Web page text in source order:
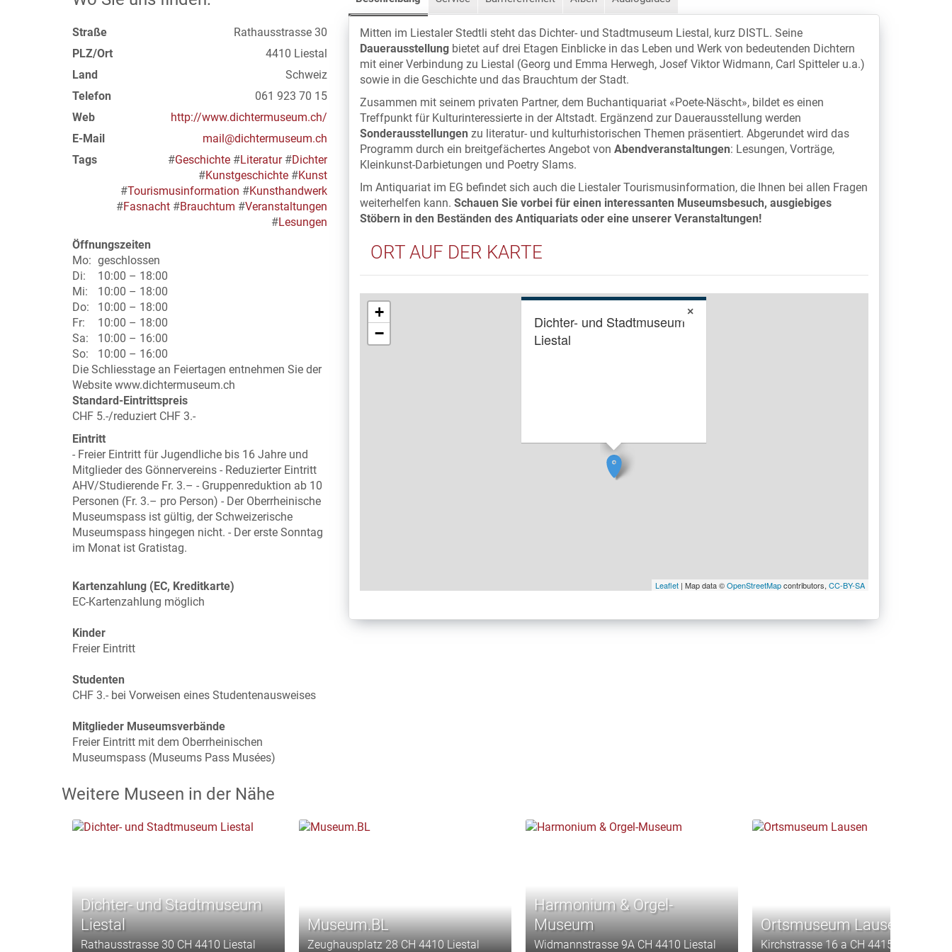
Straße
Rathausstrasse 30
PLZ/Ort
4410 Liestal
Land
Schweiz
Telefon
061 923 70 15
Web
http://www.dichtermuseum.ch/
E-Mail
mail@dichtermuseum.ch
Tags
#Geschichte #Literatur#Dichter
#Kunstgeschichte #Kunst
#Tourismusinformation #Kunsthandwerk
#Fasnacht #Brauchtum #Veranstaltungen
#Lesungen
Öffnungszeiten
Mo: geschlossen
Di:
10:00 – 18:00
Mi:
10:00 – 18:00
Do:
10:00 – 18:00
Fr:
10:00 – 18:00
Sa:
10:00 – 16:00
So:
10:00 – 16:00
Die Schliesstage an Feiertagen entnehmen Sie der
Website www.dichtermuseum.ch
Standard-Eintrittspreis
CHF 5.-/reduziert CHF 3.-
Eintritt
- Freier Eintritt für Jugendliche bis 16 Jahre und
Mitglieder des Gönnervereins - Reduzierter Eintritt
AHV/Studierende Fr. 3.– - Gruppenreduktion ab 10
Personen (Fr. 3.– pro Person) - Der Oberrheinische
Museumspass ist gültig, der Schweizerische
Museumspass hingegen nicht. - Der erste Sonntag
im Monat ist Gratistag.
Kartenzahlung (EC, Kreditkarte)
EC-Kartenzahlung möglich
Kinder
Freier Eintritt
Studenten
CHF 3.- bei Vorweisen eines Studentenausweises
Mitglieder Museumsverbände
Freier Eintritt mit dem Oberrheinischen
Museumspass (Museums Pass Musées)
Mitten im Liestaler Stedtli steht das Dichter- und Stadtmuseum Liestal, kurz DISTL. Seine
Dauerausstellung bietet auf drei Etagen Einblicke in das Leben und Werk von bedeutenden Dichtern
mit einer Verbindung zu Liestal (Georg und Emma Herwegh, Josef Viktor Widmann, Carl Spitteler u.a.)
sowie in die Geschichte und das Brauchtum der Stadt.
Zusammen mit seinem privaten Partner, dem Buchantiquariat «Poete-Näscht», bildet es einen
Treffpunkt für Kulturinteressierte in der Altstadt. Ergänzend zur Dauerausstellung werden
Sonderausstellungen zu literatur- und kulturhistorischen Themen präsentiert. Abgerundet wird das
Programm durch ein breitgefächertes Angebot von Abendveranstaltungen: Lesungen, Vorträge,
Kleinkunst-Darbietungen und Poetry Slams.
Im Antiquariat im EG befindet sich auch die Liestaler Tourismusinformation, die Ihnen bei allen Fragen
weiterhelfen kann. Schauen Sie vorbei für einen interessanten Museumsbesuch, ausgiebiges
Stöbern in den Beständen des Antiquariats oder eine unserer Veranstaltungen!
ORT AUF DER KARTE
Dichter- und Stadtmuseum
Liestal
×
+
−
Leaflet | Map data ©OpenStreetMapcontributors, CC-BY-SA
Weitere Museen in der Nähe
Dichter- und Stadtmuseum
Liestal
Rathausstrasse 30 CH 4410 Liestal
Museum.BL
Zeughausplatz 28 CH 4410 Liestal
Harmonium & Orgel-
Museum
Widmannstrasse 9A CH 4410 Liestal
Ortsmuseum Lausen
Kirchstrasse 16 a CH 4415 Lausen